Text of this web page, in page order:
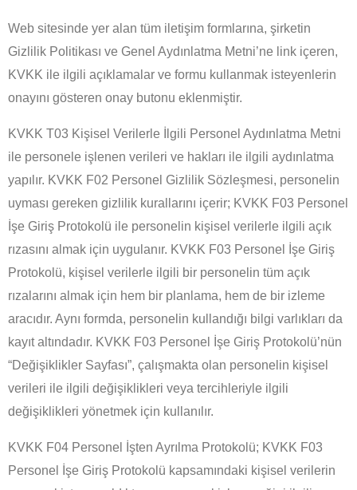
Web sitesinde yer alan tüm iletişim formlarına, şirketin
Gizlilik Politikası ve Genel Aydınlatma Metni’ne link içeren,
KVKK ile ilgili açıklamalar ve formu kullanmak isteyenlerin
onayını gösteren onay butonu eklenmiştir.
KVKK T03 Kişisel Verilerle İlgili Personel Aydınlatma Metni
ile personele işlenen verileri ve hakları ile ilgili aydınlatma
yapılır. KVKK F02 Personel Gizlilik Sözleşmesi, personelin
uyması gereken gizlilik kurallarını içerir; KVKK F03 Personel
İşe Giriş Protokolü ile personelin kişisel verilerle ilgili açık
rızasını almak için uygulanır. KVKK F03 Personel İşe Giriş
Protokolü, kişisel verilerle ilgili bir personelin tüm açık
rızalarını almak için hem bir planlama, hem de bir izleme
aracıdır. Aynı formda, personelin kullandığı bilgi varlıkları da
kayıt altındadır. KVKK F03 Personel İşe Giriş Protokolü’nün
“Değişiklikler Sayfası”, çalışmakta olan personelin kişisel
verileri ile ilgili değişiklikleri veya tercihleriyle ilgili
değişiklikleri yönetmek için kullanılır.
KVKK F04 Personel İşten Ayrılma Protokolü; KVKK F03
Personel İşe Giriş Protokolü kapsamındaki kişisel verilerin